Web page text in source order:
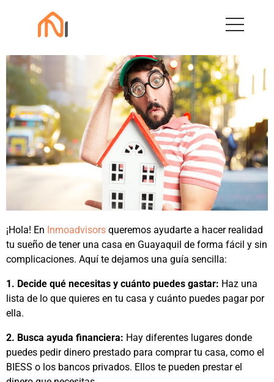
¡Hola! En Inmoadvisors queremos ayudarte a hacer realidad
tu sueño de tener una casa en Guayaquil de forma fácil y sin
complicaciones. Aquí te dejamos una guía sencilla:
1. Decide qué necesitas y cuánto puedes gastar: Haz una
lista de lo que quieres en tu casa y cuánto puedes pagar por
ella.
2. Busca ayuda financiera: Hay diferentes lugares donde
puedes pedir dinero prestado para comprar tu casa, como el
BIESS o los bancos privados. Ellos te pueden prestar el